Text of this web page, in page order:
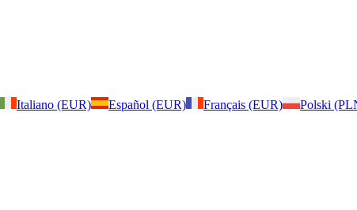
Italiano (EUR) Español (EUR) Français (EUR) Polski